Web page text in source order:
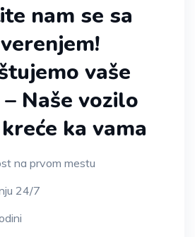
nam se sa
vaše
Naše vozilo
ka vama
na prvom mestu
24/7